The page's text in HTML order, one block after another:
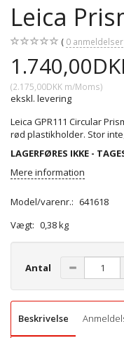
Leica
0 anmeldelser
(2.175,00DKK m/Moms)
ekskl. levering
Leica GPR111 Circular
rød plastikholder. Stor
LAGERFØRES IKKE -
Mere information
Model/varenr.: 641618
Vægt: 0,38 kg
Antal
Beskrivelse